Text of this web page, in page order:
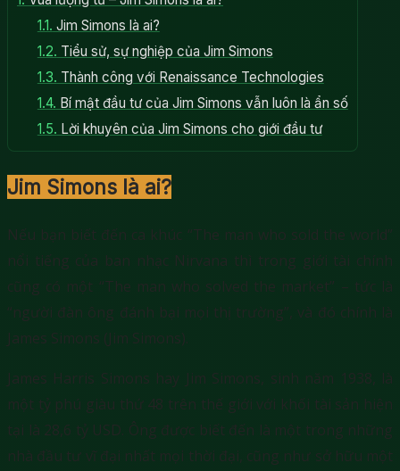
1.1. Jim Simons là ai?
1.2. Tiểu sử, sự nghiệp của Jim Simons
1.3. Thành công với Renaissance Technologies
1.4. Bí mật đầu tư của Jim Simons vẫn luôn là ẩn số
1.5. Lời khuyên của Jim Simons cho giới đầu tư
Jim Simons là ai?
Nếu bạn biết đến ca khúc “The man who sold the world”
nổi tiếng của ban nhạc Nirvana thì trong giới tài chính
cũng có một “The man who solved the market” – tức là
“người đàn ông đánh bại mọi thị trường”, và đó chính là
James Simons (Jim Simons).
James Harris Simons hay Jim Simons, sinh năm 1938, là
một tỷ phú giàu thứ 48 trên thế giới với khối tài sản hiện
tại là 28,6 tỷ USD. Ông được biết đến là một trong những
nhà đầu tư vĩ đại nhất mọi thời đại, cũng như sở hữu một